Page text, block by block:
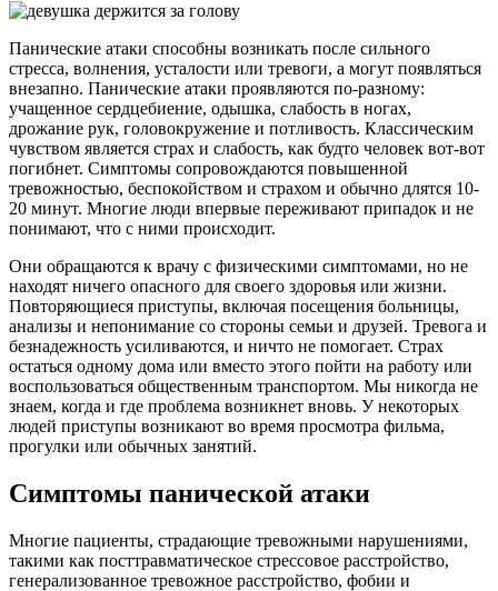
Панические атаки способны возникать после сильного
стресса, волнения, усталости или тревоги, а могут появляться
внезапно. Панические атаки проявляются по-разному:
учащенное сердцебиение, одышка, слабость в ногах,
дрожание рук, головокружение и потливость. Классическим
чувством является страх и слабость, как будто человек вот-вот
погибнет. Симптомы сопровождаются повышенной
тревожностью, беспокойством и страхом и обычно длятся 10-
20 минут. Многие люди впервые переживают припадок и не
понимают, что с ними происходит.
Они обращаются к врачу с физическими симптомами, но не
находят ничего опасного для своего здоровья или жизни.
Повторяющиеся приступы, включая посещения больницы,
анализы и непонимание со стороны семьи и друзей. Тревога и
безнадежность усиливаются, и ничто не помогает. Страх
остаться одному дома или вместо этого пойти на работу или
воспользоваться общественным транспортом. Мы никогда не
знаем, когда и где проблема возникнет вновь. У некоторых
людей приступы возникают во время просмотра фильма,
прогулки или обычных занятий.
Симптомы панической атаки
Многие пациенты, страдающие тревожными нарушениями,
такими как посттравматическое стрессовое расстройство,
генерализованное тревожное расстройство, фобии и